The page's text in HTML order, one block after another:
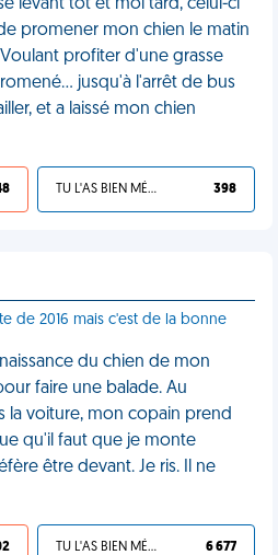
levant tôt et moi tard, celui-ci
promener mon chien le matin
profiter d'une grasse
jusqu'à l'arrêt de bus
et a laissé mon chien
TU L'AS BIEN MÉRITÉ 398
de 2016 mais c'est de la bonne
du chien de mon
faire une balade. Au
la voiture, mon copain prend
qu'il faut que je monte
être devant. Je ris. Il ne
TU L'AS BIEN MÉRITÉ 6 677